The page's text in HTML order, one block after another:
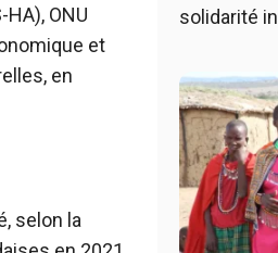
ONU
et
en
selon la
solidarité